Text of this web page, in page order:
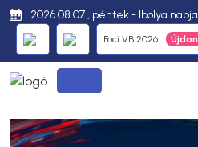
2026.08.07., péntek - Ibolya napja
Foci VB 2026